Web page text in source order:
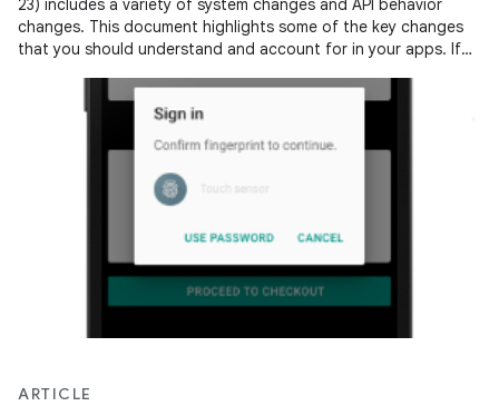
23) includes a variety of system changes and API behavior
changes. This document highlights some of the key changes
that you should understand and account for in your apps. If
ARTICLE